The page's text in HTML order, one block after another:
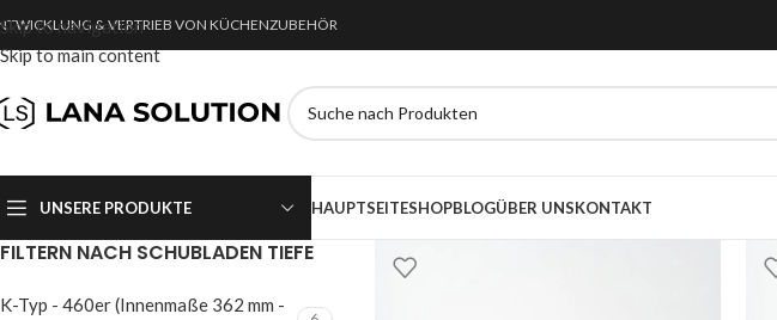
Skip to navigation
Skip to main content
& VERTRIEB VON KÜCHENZUBEHÖR
UNSERE PRODUKTE HAUPTSEITESHOPBLOGÜBER UNSKONTAKT
FILTERN NACH SCHUBLADEN TIEFE
K-Typ - 460er (Innenmaße 362 mm -